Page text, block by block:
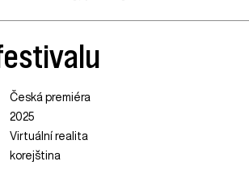
Česká premiéra
2025
Virtuální realita
korejština